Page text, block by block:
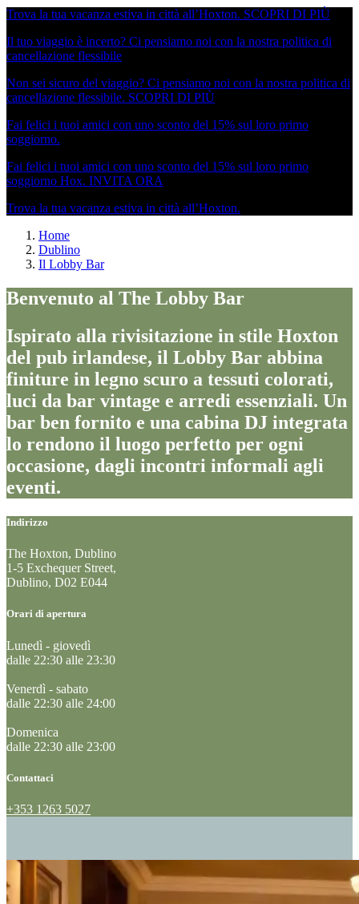
Trova la tua vacanza estiva in città all’Hoxton. SCOPRI DI PIÙ
Il tuo viaggio è incerto? Ci pensiamo noi con la nostra politica di
cancellazione flessibile
Non sei sicuro del viaggio? Ci pensiamo noi con la nostra politica di
cancellazione flessibile. SCOPRI DI PIÙ
Fai felici i tuoi amici con uno sconto del 15% sul loro primo
soggiorno.
Fai felici i tuoi amici con uno sconto del 15% sul loro primo
soggiorno Hox. INVITA ORA
Trova la tua vacanza estiva in città all’Hoxton.
Home
Dublino
Il Lobby Bar
Benvenuto al The Lobby Bar
Ispirato alla rivisitazione in stile Hoxton
del pub irlandese, il Lobby Bar abbina
finiture in legno scuro a tessuti colorati,
luci da bar vintage e arredi essenziali. Un
bar ben fornito e una cabina DJ integrata
lo rendono il luogo perfetto per ogni
occasione, dagli incontri informali agli
eventi.
Indirizzo
The Hoxton, Dublino
1-5 Exchequer Street,
Dublino, D02 E044
Orari di apertura
Lunedì - giovedì
dalle 22:30 alle 23:30
Venerdì - sabato
dalle 22:30 alle 24:00
Domenica
dalle 22:30 alle 23:00
Contattaci
+353 1263 5027